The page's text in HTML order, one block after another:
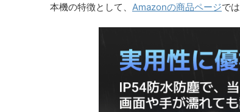
本機の特徴として、 Amazonの商品ページでは